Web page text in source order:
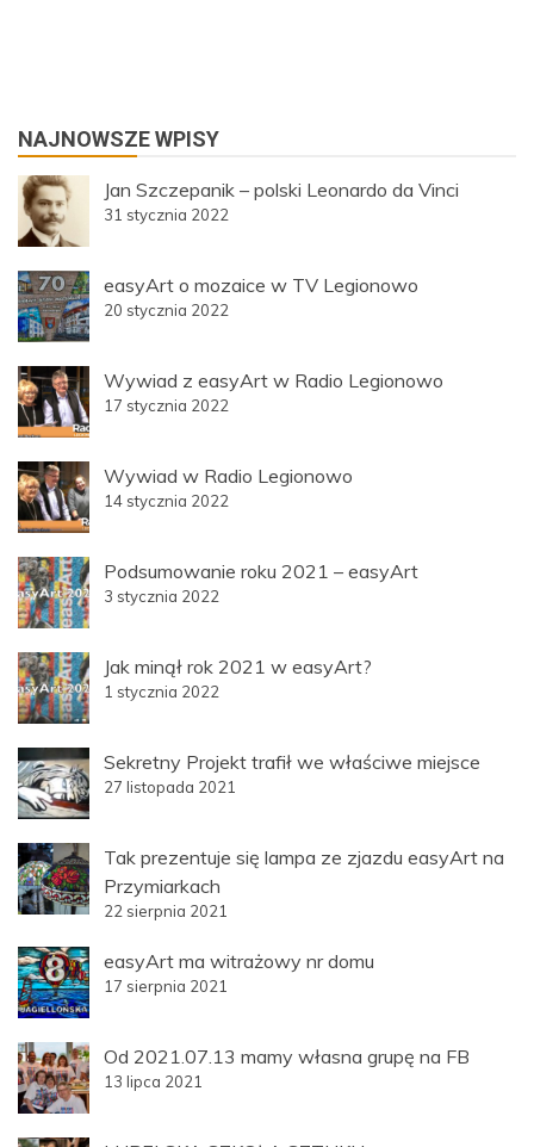
NAJNOWSZE WPISY
Jan Szczepanik – polski Leonardo da Vinci
31 stycznia 2022
easyArt o mozaice w TV Legionowo
20 stycznia 2022
Wywiad z easyArt w Radio Legionowo
17 stycznia 2022
Wywiad w Radio Legionowo
14 stycznia 2022
Podsumowanie roku 2021 – easyArt
3 stycznia 2022
Jak minął rok 2021 w easyArt?
1 stycznia 2022
Sekretny Projekt trafił we właściwe miejsce
27 listopada 2021
Tak prezentuje się lampa ze zjazdu easyArt na
Przymiarkach
22 sierpnia 2021
easyArt ma witrażowy nr domu
17 sierpnia 2021
Od 2021.07.13 mamy własna grupę na FB
13 lipca 2021